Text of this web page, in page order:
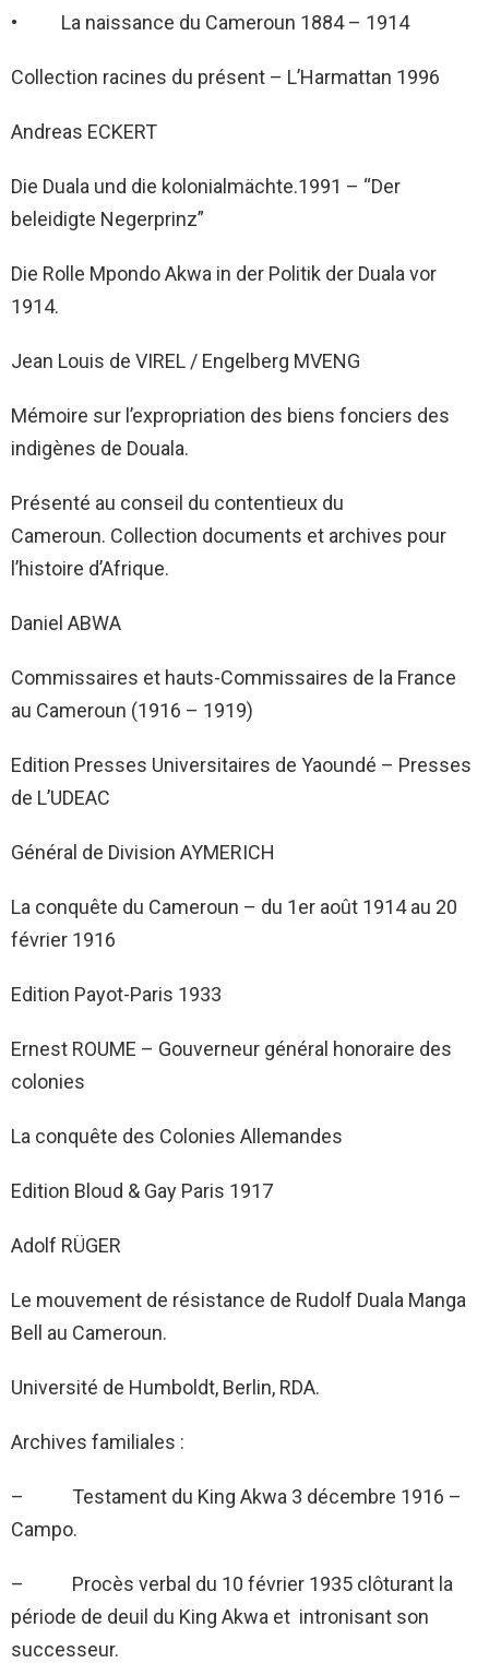
• La naissance du Cameroun 1884 – 1914
Collection racines du présent – L’Harmattan 1996
Andreas ECKERT
Die Duala und die kolonialmächte.1991 – “Der
beleidigte Negerprinz”
Die Rolle Mpondo Akwa in der Politik der Duala vor
1914.
Jean Louis de VIREL / Engelberg MVENG
Mémoire sur l’expropriation des biens fonciers des
indigènes de Douala.
Présenté au conseil du contentieux du
Cameroun. Collection documents et archives pour
l’histoire d’Afrique.
Daniel ABWA
Commissaires et hauts-Commissaires de la France
au Cameroun (1916 – 1919)
Edition Presses Universitaires de Yaoundé – Presses
de L’UDEAC
Général de Division AYMERICH
La conquête du Cameroun – du 1er août 1914 au 20
février 1916
Edition Payot-Paris 1933
Ernest ROUME – Gouverneur général honoraire des
colonies
La conquête des Colonies Allemandes
Edition Bloud & Gay Paris 1917
Adolf RÜGER
Le mouvement de résistance de Rudolf Duala Manga
Bell au Cameroun.
Université de Humboldt, Berlin, RDA.
Archives familiales :
– Testament du King Akwa 3 décembre 1916 –
Campo.
– Procès verbal du 10 février 1935 clôturant la
période de deuil du King Akwa et intronisant son
successeur.